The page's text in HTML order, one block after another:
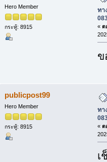
Hero Member
กระทู้: 8915
ทา
« ต
ข
publicpost99
Hero Member
กระทู้: 8915
ทา
« ต
เ